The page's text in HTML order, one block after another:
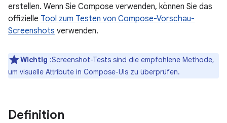
erstellen. Wenn Sie Compose verwenden, können Sie das
offizielle Tool zum Testen von Compose-Vorschau-
Screenshots verwenden.
Wichtig :Screenshot-Tests sind die empfohlene Methode,
um visuelle Attribute in Compose-UIs zu überprüfen.
Definition